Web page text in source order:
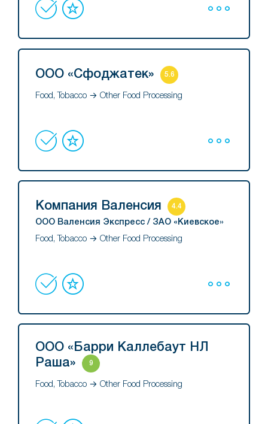
ООО «Сфоджатек» 5.6
Food, Tobacco → Other Food Processing
Компания Валенсия 4.4
ООО Валенсия Экспресс / ЗАО «Киевское»
Food, Tobacco → Other Food Processing
ООО «Барри Каллебаут НЛ
Раша»
9
Food, Tobacco → Other Food Processing